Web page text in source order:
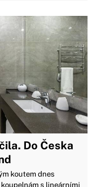
Do Česka
koutem dnes
s lineárními